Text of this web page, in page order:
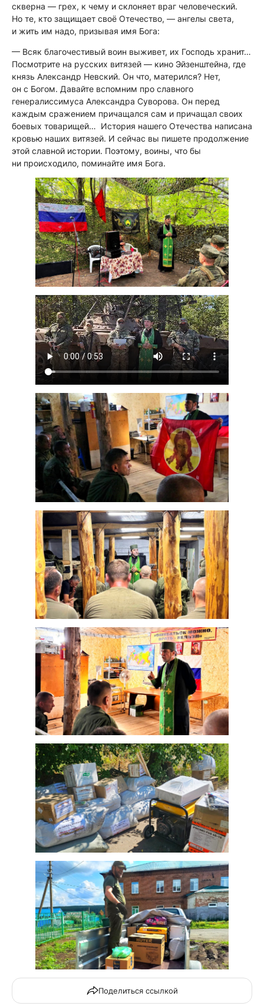
скверна — грех, к чему и склоняет враг человеческий.
Но те, кто защищает своё Отечество, — ангелы света,
и жить им надо, призывая имя Бога:
— Всяк благочестивый воин выживет, их Господь хранит…
Посмотрите на русских витязей — кино Эйзенштейна, где
князь Александр Невский. Он что, матерился? Нет,
он с Богом. Давайте вспомним про славного
генералиссимуса Александра Суворова. Он перед
каждым сражением причащался сам и причащал своих
боевых товарищей… История нашего Отечества написана
кровью наших витязей. И сейчас вы пишете продолжение
этой славной истории. Поэтому, воины, что бы
ни происходило, поминайте имя Бога.
Поделиться ссылкой